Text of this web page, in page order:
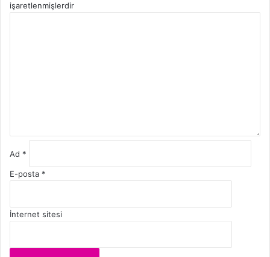
işaretlenmişlerdir
Ad *
E-posta *
İnternet sitesi